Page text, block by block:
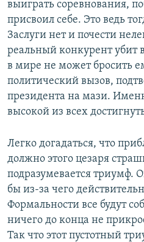
выиграть соревнования,
присвоил себе. Это ведь
Заслуги нет и почести
реальный конкурент убит
в мире не может бросить
политический вызов,
президента на мази.
высокой из всех
Легко догадаться, что
должно этого цезаря
подразумевается триумф.
бы из-за чего
Формальности все будут
ничего до конца не
Так что этот пустотный